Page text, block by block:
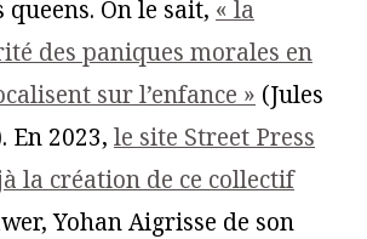
On le sait, « la
des paniques morales en
sur l’enfance » (Jules
En 2023, le site Street Press
la création de ce collectif
Yohan Aigrisse de son